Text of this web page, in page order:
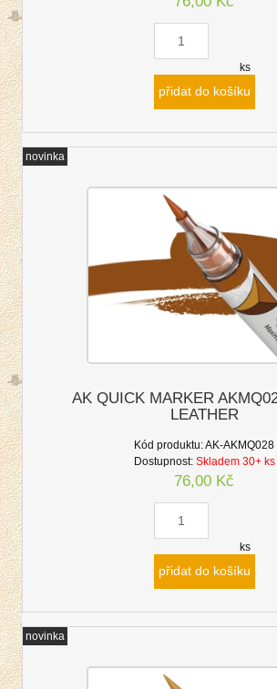
ks
přidat do košíku
AK QUICK MARKER
LEATHER
Kód produktu:AK-AKMQ028
Dostupnost: Skladem 30+ ks
76,00 Kč
ks
přidat do košíku
novinka
novinka